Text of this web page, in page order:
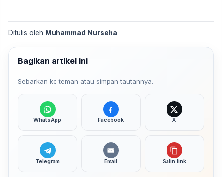
Ditulis oleh Muhammad Nurseha
Bagikan artikel ini
Sebarkan ke teman atau simpan tautannya.
WhatsApp Facebook X
Telegram Email Salin link